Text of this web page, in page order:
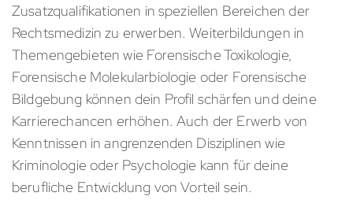
Zusatzqualifikationen in speziellen Bereichen der
Rechtsmedizin zu erwerben. Weiterbildungen in
Themengebieten wie Forensische Toxikologie,
Forensische Molekularbiologie oder Forensische
Bildgebung können dein Profil schärfen und deine
Karrierechancen erhöhen. Auch der Erwerb von
Kenntnissen in angrenzenden Disziplinen wie
Kriminologie oder Psychologie kann für deine
berufliche Entwicklung von Vorteil sein.